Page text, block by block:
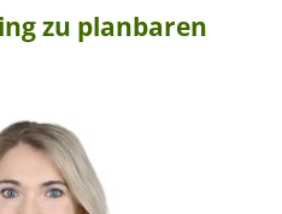
zu planbaren